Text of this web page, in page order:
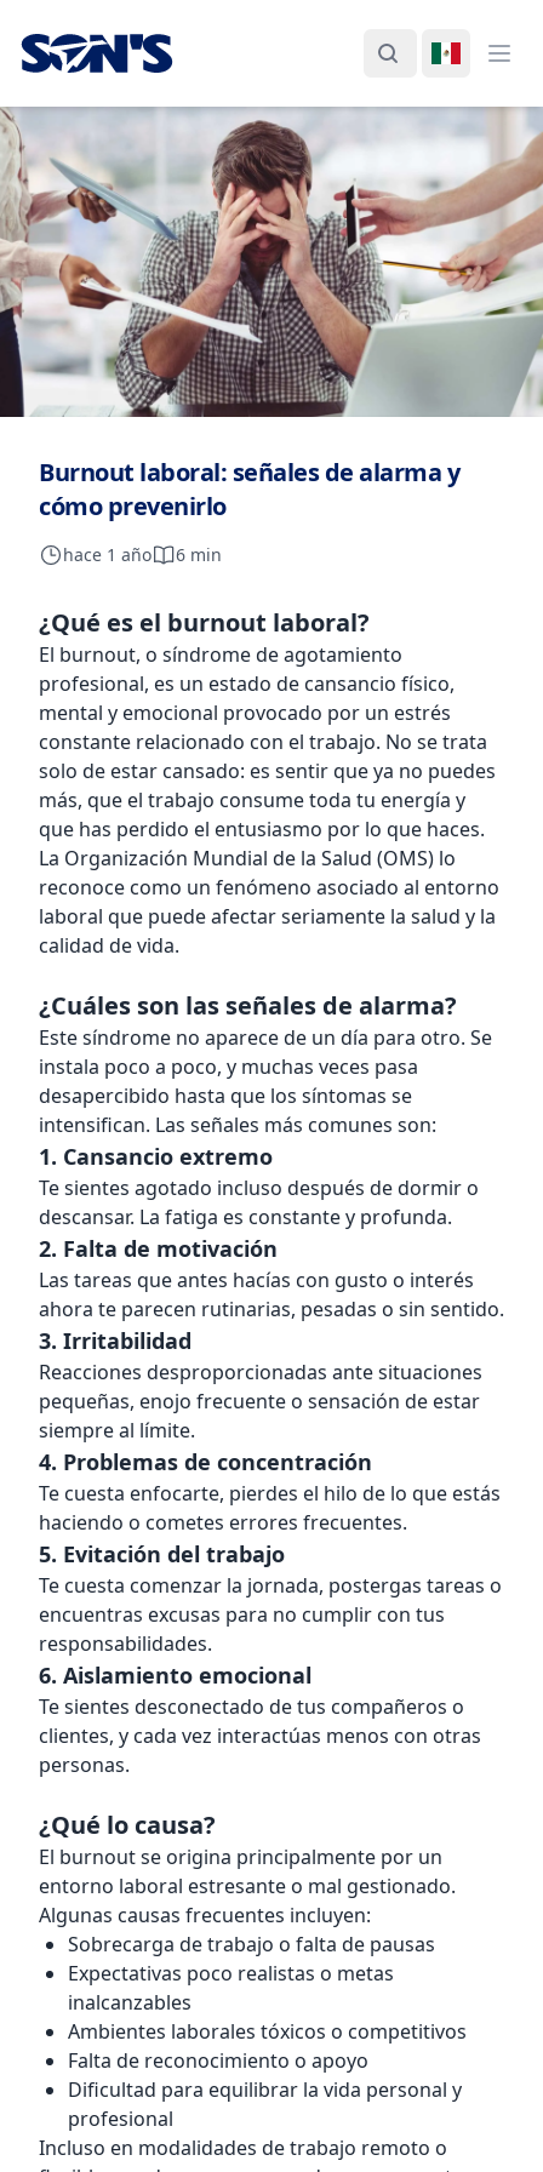
Laboratorios Química Son's
BuscarCambiar
Burnout laboral: señales de alarma y
cómo prevenirlo
hace 1 año 6 min
¿Qué es el burnout laboral?
El burnout, o síndrome de agotamiento
profesional, es un estado de cansancio físico,
mental y emocional provocado por un estrés
constante relacionado con el trabajo. No se trata
solo de estar cansado: es sentir que ya no puedes
más, que el trabajo consume toda tu energía y
que has perdido el entusiasmo por lo que haces.
La Organización Mundial de la Salud (OMS) lo
reconoce como un fenómeno asociado al entorno
laboral que puede afectar seriamente la salud y la
calidad de vida.
¿Cuáles son las señales de alarma?
Este síndrome no aparece de un día para otro. Se
instala poco a poco, y muchas veces pasa
desapercibido hasta que los síntomas se
intensifican. Las señales más comunes son:
1. Cansancio extremo
Te sientes agotado incluso después de dormir o
descansar. La fatiga es constante y profunda.
2. Falta de motivación
Las tareas que antes hacías con gusto o interés
ahora te parecen rutinarias, pesadas o sin sentido.
3. Irritabilidad
Reacciones desproporcionadas ante situaciones
pequeñas, enojo frecuente o sensación de estar
siempre al límite.
4. Problemas de concentración
Te cuesta enfocarte, pierdes el hilo de lo que estás
haciendo o cometes errores frecuentes.
5. Evitación del trabajo
Te cuesta comenzar la jornada, postergas tareas o
encuentras excusas para no cumplir con tus
responsabilidades.
6. Aislamiento emocional
Te sientes desconectado de tus compañeros o
clientes, y cada vez interactúas menos con otras
personas.
¿Qué lo causa?
El burnout se origina principalmente por un
entorno laboral estresante o mal gestionado.
Algunas causas frecuentes incluyen:
Sobrecarga de trabajo o falta de pausas
Expectativas poco realistas o metas
inalcanzables
Ambientes laborales tóxicos o competitivos
Falta de reconocimiento o apoyo
Dificultad para equilibrar la vida personal y
profesional
Incluso en modalidades de trabajo remoto o